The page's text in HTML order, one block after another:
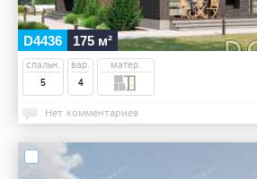
D4436 175 м²
спальн.
5
вар.
4
матер.
Нет комментариев